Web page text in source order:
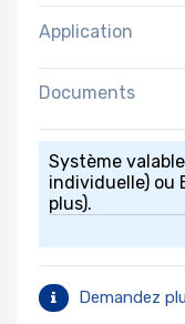
Application
Documents
Fiche technique
Télécharger
Système
individuelle) ou
plus).
Demandez